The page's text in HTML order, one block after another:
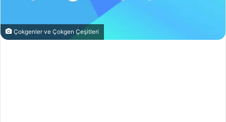
Çokgenler ve Çokgen Çeşitleri